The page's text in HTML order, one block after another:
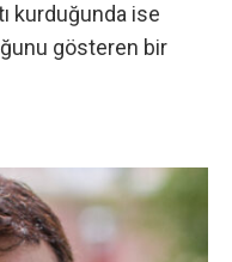
kurduğunda ise
gösteren bir